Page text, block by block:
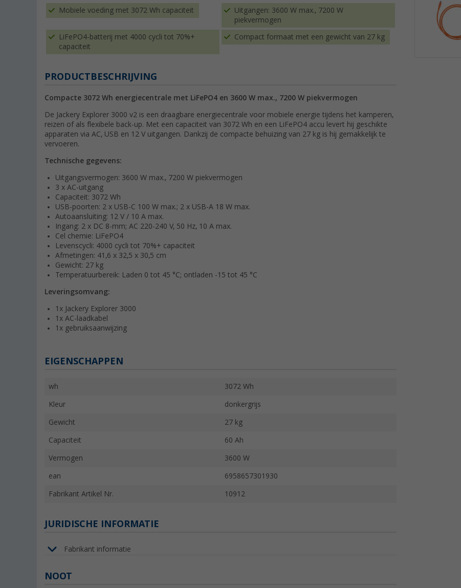
Mobiele voeding met 3072 Wh capaciteit
Uitgangen: 3600 W max., 7200 W
piekvermogen
LiFePO4-batterij met 4000 cycli tot 70%+
capaciteit
Compact formaat met een gewicht van 27 kg
PRODUCTBESCHRIJVING
Compacte 3072 Wh energiecentrale met LiFePO4 en 3600 W max., 7200 W piekvermogen
De Jackery Explorer 3000 v2 is een draagbare energiecentrale voor mobiele energie tijdens het kamperen,
reizen of als flexibele back-up. Met een capaciteit van 3072 Wh en een LiFePO4 accu levert hij geschikte
apparaten via AC, USB en 12 V uitgangen. Dankzij de compacte behuizing van 27 kg is hij gemakkelijk te
vervoeren.
Technische gegevens:
Uitgangsvermogen: 3600 W max., 7200 W piekvermogen
3 x AC-uitgang
Capaciteit: 3072 Wh
USB-poorten: 2 x USB-C 100 W max.; 2 x USB-A 18 W max.
Autoaansluiting: 12 V / 10 A max.
Ingang: 2 x DC 8-mm; AC 220-240 V, 50 Hz, 10 A max.
Cel chemie: LiFePO4
Levenscycli: 4000 cycli tot 70%+ capaciteit
Afmetingen: 41,6 x 32,5 x 30,5 cm
Gewicht: 27 kg
Temperatuurbereik: Laden 0 tot 45 °C; ontladen -15 tot 45 °C
Leveringsomvang:
1x Jackery Explorer 3000
1x AC-laadkabel
1x gebruiksaanwijzing
EIGENSCHAPPEN
wh 3072 Wh
Kleur donkergrijs
Gewicht 27 kg
Capaciteit 60 Ah
Vermogen 3600 W
ean 6958657301930
Fabrikant Artikel Nr. 10912
JURIDISCHE INFORMATIE
Fabrikant informatie
NOOT